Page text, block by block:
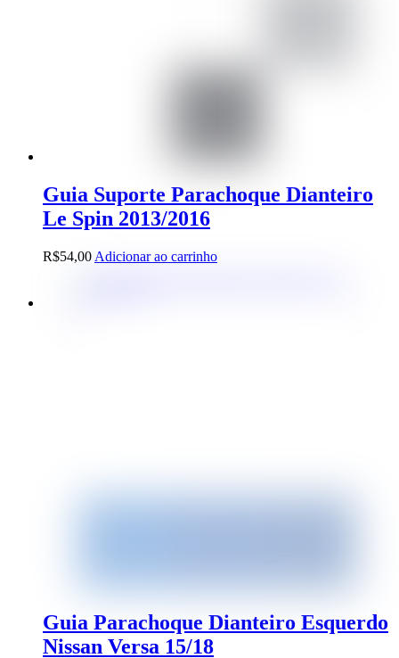
Guia Suporte Parachoque Dianteiro
Le Spin 2013/2016
R$54,00 Adicionar ao carrinho
Guia Parachoque Dianteiro Esquerdo
Nissan Versa 15/18